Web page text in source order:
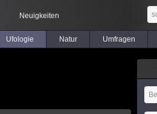
Neuigkeiten
Ufologie Natur Umfragen